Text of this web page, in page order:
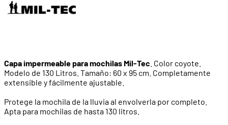
Capa impermeable para mochilas Mil-Tec . Color coyote.
Modelo de 130 Litros. Tamaño: 60 x 95 cm. Completamente
extensible y fácilmente ajustable.
Protege la mochila de la lluvia al envolverla por completo.
Apta para mochilas de hasta 130 litros.